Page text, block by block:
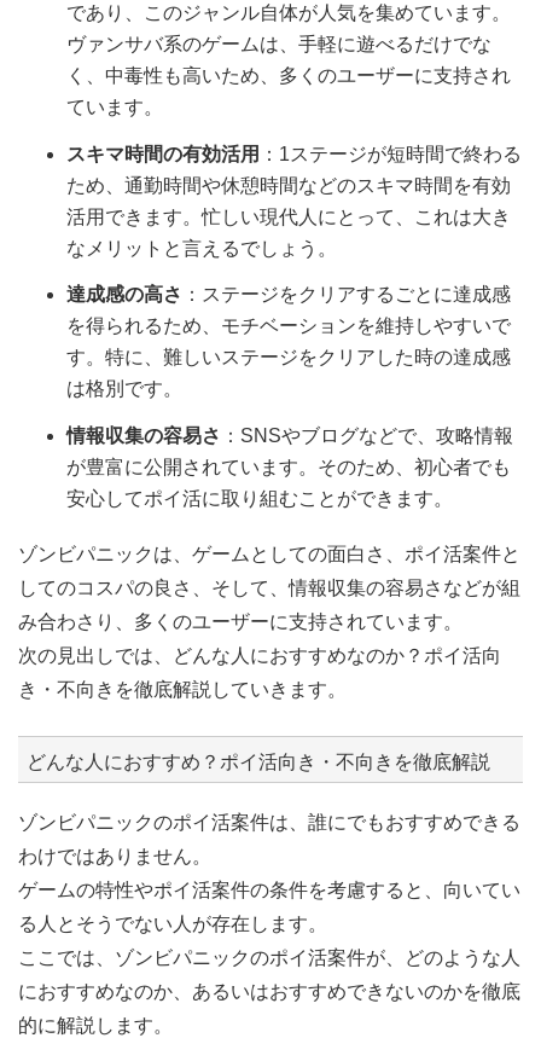
であり、このジャンル自体が人気を集めています。
ヴァンサバ系のゲームは、手軽に遊べるだけでな
く、中毒性も高いため、多くのユーザーに支持され
ています。
スキマ時間の有効活用 ：1ステージが短時間で終わる
ため、通勤時間や休憩時間などのスキマ時間を有効
活用できます。忙しい現代人にとって、これは大き
なメリットと言えるでしょう。
達成感の高さ ：ステージをクリアするごとに達成感
を得られるため、モチベーションを維持しやすいで
す。特に、難しいステージをクリアした時の達成感
は格別です。
情報収集の容易さ ：SNSやブログなどで、攻略情報
が豊富に公開されています。そのため、初心者でも
安心してポイ活に取り組むことができます。
ゾンビパニックは、ゲームとしての面白さ、ポイ活案件と
してのコスパの良さ、そして、情報収集の容易さなどが組
み合わさり、多くのユーザーに支持されています。
次の見出しでは、どんな人におすすめなのか？ポイ活向
き・不向きを徹底解説していきます。
どんな人におすすめ？ポイ活向き・不向きを徹底解説
ゾンビパニックのポイ活案件は、誰にでもおすすめできる
わけではありません。
ゲームの特性やポイ活案件の条件を考慮すると、向いてい
る人とそうでない人が存在します。
ここでは、ゾンビパニックのポイ活案件が、どのような人
におすすめなのか、あるいはおすすめできないのかを徹底
的に解説します。